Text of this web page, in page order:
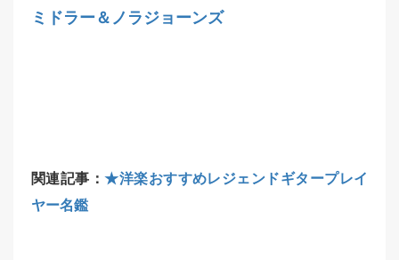
ミドラー＆ノラジョーンズ
関連記事：★洋楽おすすめレジェンドギタープレイ
ヤー名鑑